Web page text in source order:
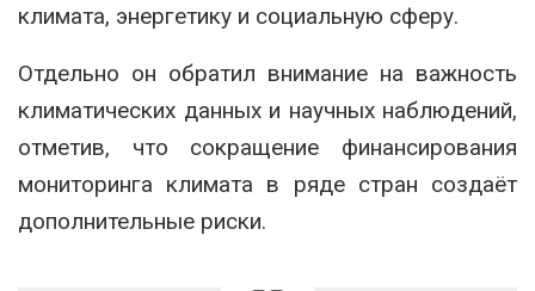
климата, энергетику и социальную сферу.
Отдельно он обратил внимание на важность
климатических данных и научных наблюдений,
отметив, что сокращение финансирования
мониторинга климата в ряде стран создаёт
дополнительные риски.